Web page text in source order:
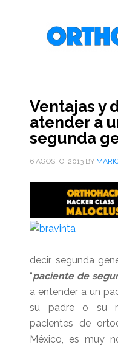
Ventajas y
atender a
segunda
6 AGOSTO, 2013BY
decir segunda
“paciente de
a entender a un
su padre o su
pacientes de
México, es muy